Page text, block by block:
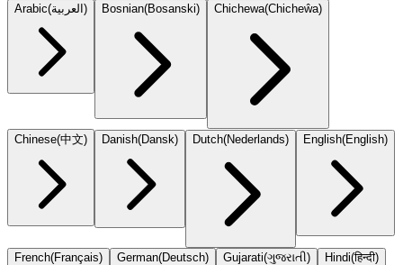
Arabic(العربية) Bosnian(Bosanski) Chichewa(Chicheŵa)
Chinese(中文) Danish(Dansk) Dutch(Nederlands) English(English)
French(Français) German(Deutsch) Gujarati(ગુજરાતી) Hindi(हिन्दी)